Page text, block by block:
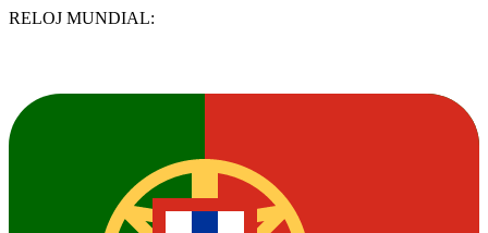
RELOJ MUNDIAL: